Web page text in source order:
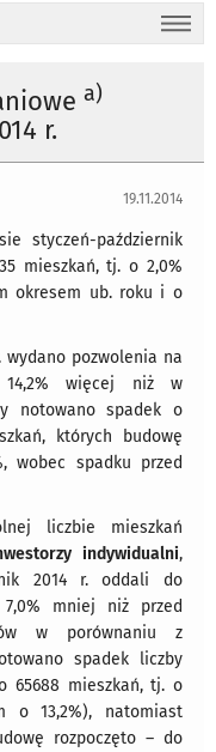
a)
r.
19.11.2014
styczeń-październik
mieszkań, tj. o 2,0%
okresem ub. roku i o
pozwolenia na
14,2% więcej niż w
notowano spadek o
których budowę
wobec spadku przed
liczbie mieszkań
indywidualni,
2014 r. oddali do
mniej niż przed
w porównaniu z
spadek liczby
65688 mieszkań, tj. o
o 13,2%), natomiast
rozpoczęto – do